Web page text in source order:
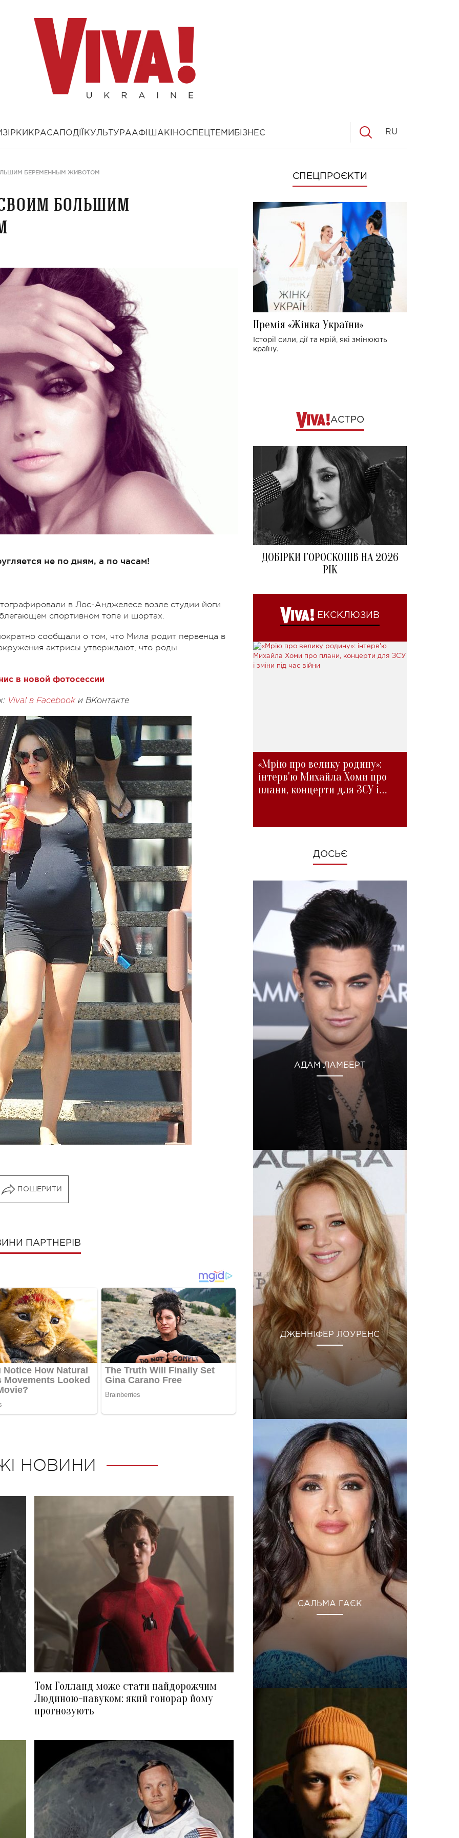
ЗІРКИ КРАСА ПОДІЇ КУЛЬТУРААФІША КІНОСПЕЦТЕМИ БІЗНЕС RU
БЕРЕМЕННЫМ ЖИВОТОМ
большим
не по дням, а по часам!
в Лос-Анджелесе возле студии йоги
спортивном топе и шортах.
сообщали о том, что Мила родит первенца в
актрисы утверждают, что роды
в новой фотосессии
Viva! в Facebook и ВКонтакте
ПОШЕРИТИ
ПАРТНЕРІВ
НОВИНИ
Том Голланд може стати найдорожчим
Людиною-павуком: який гонорар йому
прогнозують
СПЕЦПРОЄКТИ
Премія «Жінка України»
Історії сили, дії та мрій, які змінюють
країну.
АСТРО
ДОБІРКИ ГОРОСКОПІВ НА 2026
РІК
ЕКСКЛЮЗИВ
«Мрію про велику родину»:
інтерв'ю Михайла Хоми про
плани, концерти для ЗСУ і
ДОСЬЄ
АДАМ ЛАМБЕРТ
ДЖЕННІФЕР ЛОУРЕНС
САЛЬМА ГАЄК